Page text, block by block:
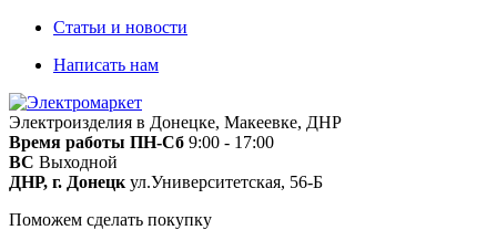
Статьи и новости
Написать нам
Электроизделия в Донецке, Макеевке, ДНР
Время работы ПН-Сб 9:00 - 17:00
ВС Выходной
ДНР, г. Донецк ул.Университетская, 56-Б
Поможем сделать покупку